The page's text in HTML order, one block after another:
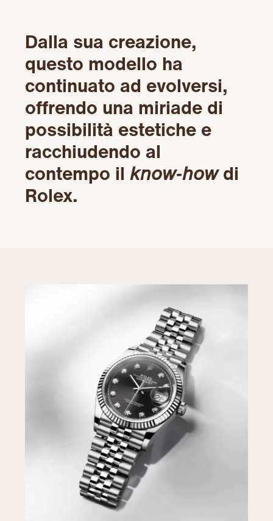
Dalla sua creazione,
questo modello ha
continuato ad evolversi,
offrendo una miriade di
possibilità estetiche e
racchiudendo al
contempo ilknow‑howdi
Rolex.